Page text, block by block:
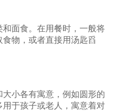
面食。在用餐时，一般将
物，或者直接用汤匙舀
小各有寓意，例如圆形的
于孩子或老人，寓意着对